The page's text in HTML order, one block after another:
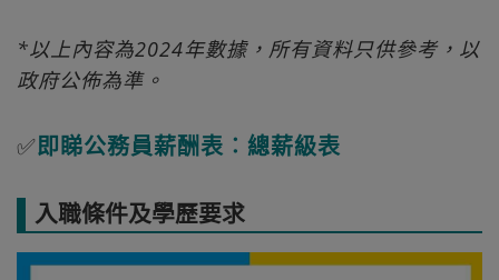
*以上內容為2024年數據，所有資料只供參考，以
政府公佈為準。
✅即睇公務員薪酬表︰總薪級表
入職條件及學歷要求